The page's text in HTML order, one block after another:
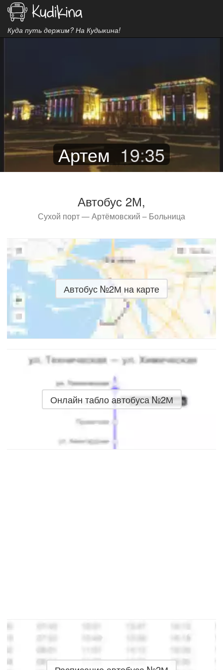
Куда путь держим? На Кудыкина!
Артем 19:35
Автобус 2М,
Сухой порт — Артёмовский – Больница
Автобус №2М на карте
Онлайн табло автобуса №2М